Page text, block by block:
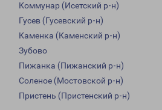
Коммунар (Исетский р-н)
Гусев (Гусевский р-н)
Каменка (Каменский р-н)
Зубово
Пижанка (Пижанский р-н)
Соленое (Мостовской р-н)
Пристень (Пристенский р-н)